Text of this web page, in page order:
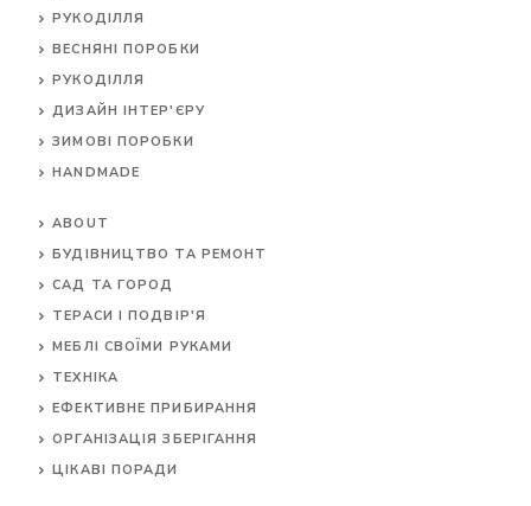
РУКОДІЛЛЯ
ВЕСНЯНІ ПОРОБКИ
РУКОДІЛЛЯ
ДИЗАЙН ІНТЕР'ЄРУ
ЗИМОВІ ПОРОБКИ
HANDMADE
ABOUT
БУДІВНИЦТВО ТА РЕМОНТ
САД ТА ГОРОД
ТЕРАСИ І ПОДВІР'Я
МЕБЛІ СВОЇМИ РУКАМИ
ТЕХНІКА
ЕФЕКТИВНЕ ПРИБИРАННЯ
ОРГАНІЗАЦІЯ ЗБЕРІГАННЯ
ЦІКАВІ ПОРАДИ